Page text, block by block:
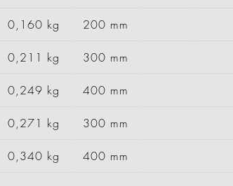
0,160 kg 200 mm
0,211 kg 300 mm
0,249 kg 400 mm
0,271 kg 300 mm
0,340 kg 400 mm